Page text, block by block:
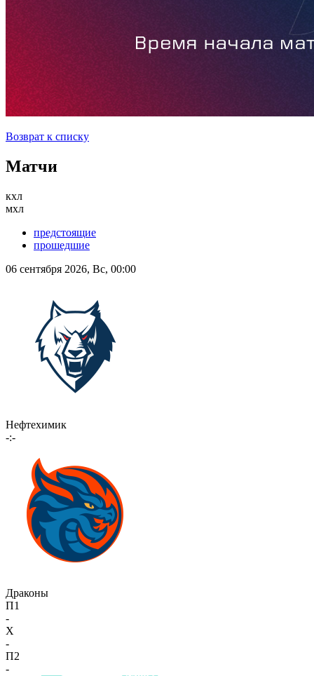
Возврат к списку
Матчи
кхл
мхл
предстоящие
прошедшие
06 сентября 2026, Вс, 00:00
Нефтехимик
-:-
Драконы
П1
-
X
-
П2
-